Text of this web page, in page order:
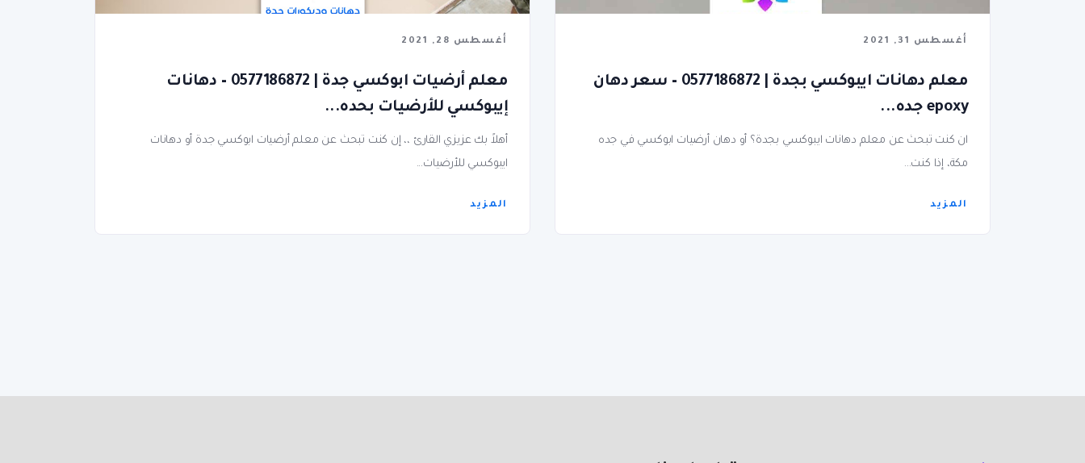
أغسطس 31, 2021
معلم دهانات ايبوكسي بجدة | 0577186872 – سعر دهان
epoxy جده...
ان كنت تبحث عن معلم دهانات ايبوكسي بجدة؟ أو دهان أرضيات ابوكسي في جده
مكة، إذا كنت...
المزيد
أغسطس 28, 2021
معلم أرضيات ابوكسي جدة | 0577186872 – دهانات
إيبوكسي للأرضيات بحده...
أهلاً بك عزيزي القارئ ،، إن كنت تبحث عن معلم أرضيات ابوكسي جدة أو دهانات
ايبوكسي للأرضيات...
المزيد